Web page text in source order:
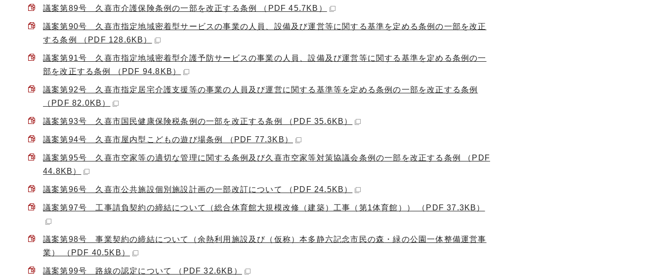
議案第89号 久喜市介護保険条例の一部を改正する条例 （PDF 45.7KB）
議案第90号 久喜市指定地域密着型サービスの事業の人員、設備及び運営等に関する基準を定める条例の一部を改正
する条例 （PDF 128.6KB）
議案第91号 久喜市指定地域密着型介護予防サービスの事業の人員、設備及び運営等に関する基準を定める条例の一
部を改正する条例 （PDF 94.8KB）
議案第92号 久喜市指定居宅介護支援等の事業の人員及び運営に関する基準等を定める条例の一部を改正する条例
（PDF 82.0KB）
議案第93号 久喜市国民健康保険税条例の一部を改正する条例 （PDF 35.6KB）
議案第94号 久喜市屋内型こどもの遊び場条例 （PDF 77.3KB）
議案第95号 久喜市空家等の適切な管理に関する条例及び久喜市空家等対策協議会条例の一部を改正する条例 （PDF
44.8KB）
議案第96号 久喜市公共施設個別施設計画の一部改訂について （PDF 24.5KB）
議案第97号 工事請負契約の締結について（総合体育館大規模改修（建築）工事（第1体育館）） （PDF 37.3KB）
議案第98号 事業契約の締結について（余熱利用施設及び（仮称）本多静六記念市民の森・緑の公園一体整備運営事
業） （PDF 40.5KB）
議案第99号 路線の認定について （PDF 32.6KB）